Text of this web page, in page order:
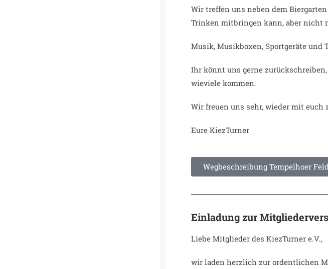
Wir treffen uns neben dem
Trinken mitbringen kann, aber nicht
Musik, Musikboxen, Sportgeräte
Ihr könnt uns gerne
wieviele kommen.
Wir freuen uns sehr, wieder mit
Eure KiezTurner
Wegbeschreibung Tempelhoer
Einladung zur
Liebe Mitglieder des KiezTurner e.V.,
wir laden herzlich zur ordentlichen